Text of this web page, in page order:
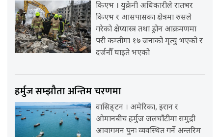
किएभ । युक्रेनी अधिकारीले रातभर
किएभ र आसपासका क्षेत्रमा रुसले
गरेको क्षेप्यास्त्र तथा ड्रोन आक्रमणमा
परी कम्तीमा १७ जनाको मृत्यु भएको र
दर्जनौँ घाइते भएको
हर्मुज सम्झौता अन्तिम चरणमा
वासिङ्टन । अमेरिका, इरान र
ओमानबीच हर्मुज जलघाँटीमा समुद्री
आवागमन पुनः व्यवस्थित गर्ने अन्तरिम